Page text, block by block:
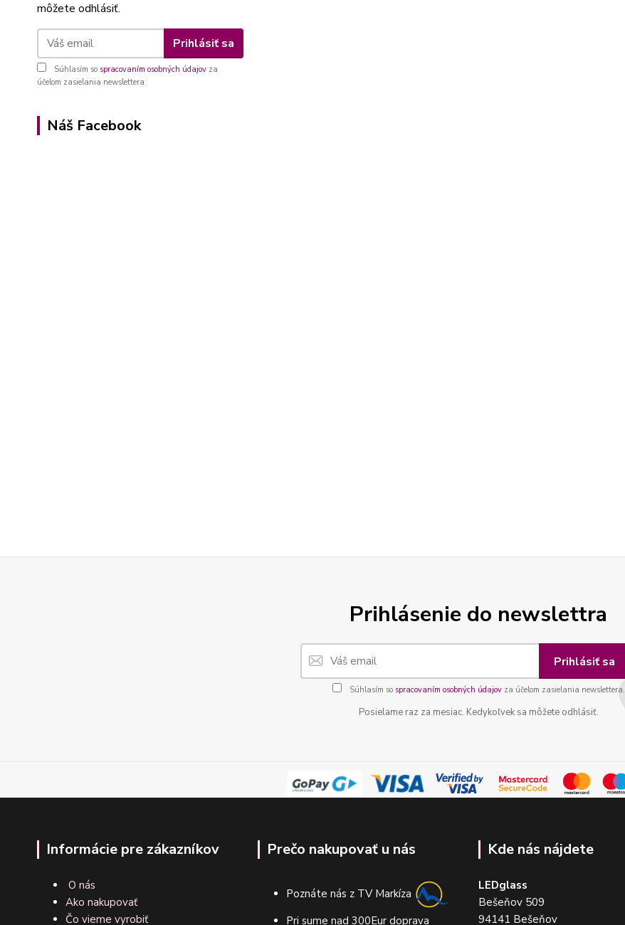
môžete odhlásiť.
Prihlásiť sa
Súhlasím so spracovaním osobných údajov za
účelom zasielania newslettera.
Náš Facebook
Prihlásenie do newslettra
Prihlásiť sa
Súhlasím so spracovaním osobných údajovza účelom zasielania newslettera.
Posielame raz za mesiac. Kedykoľvek sa môžete odhlásiť.
Informácie pre zákazníkov
O nás
Ako nakupovať
Čo vieme vyrobiť
Prečo nakupovať u nás
Poznáte nás z TV Markíza
Pri sume nad 300Eur doprava
Kde nás nájdete
LEDglass
Bešeňov 509
94141 Bešeňov